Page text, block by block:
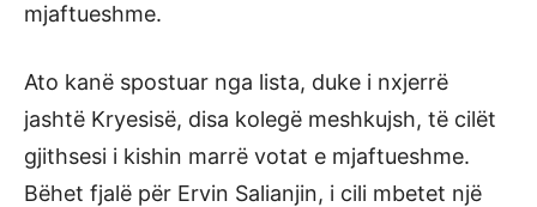
mjaftueshme.
Ato kanë spostuar nga lista, duke i nxjerrë
jashtë Kryesisë, disa kolegë meshkujsh, të cilët
gjithsesi i kishin marrë votat e mjaftueshme.
Bëhet fjalë për Ervin Salianjin, i cili mbetet një